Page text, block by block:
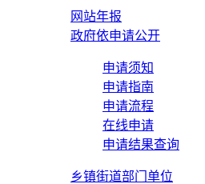
网站年报
政府依申请公开
申请须知
申请指南
申请流程
在线申请
申请结果查询
乡镇街道部门单位